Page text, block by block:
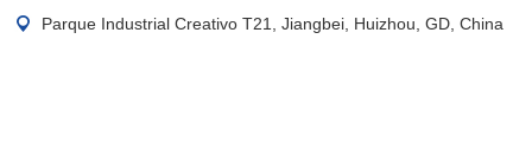
Parque Industrial Creativo T21, Jiangbei, Huizhou, GD, China